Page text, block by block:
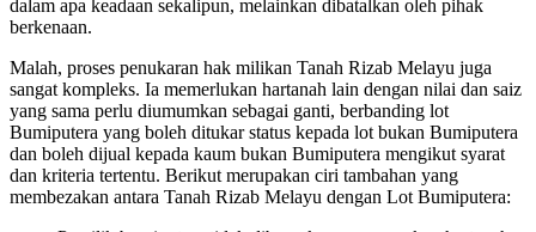
dalam apa keadaan sekalipun, melainkan dibatalkan oleh pihak
berkenaan.
Malah, proses penukaran hak milikan Tanah Rizab Melayu juga
sangat kompleks. Ia memerlukan hartanah lain dengan nilai dan saiz
yang sama perlu diumumkan sebagai ganti, berbanding lot
Bumiputera yang boleh ditukar status kepada lot bukan Bumiputera
dan boleh dijual kepada kaum bukan Bumiputera mengikut syarat
dan kriteria tertentu. Berikut merupakan ciri tambahan yang
membezakan antara Tanah Rizab Melayu dengan Lot Bumiputera: